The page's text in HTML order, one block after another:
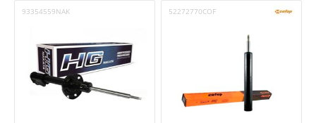
93354559NAK 52272770COF